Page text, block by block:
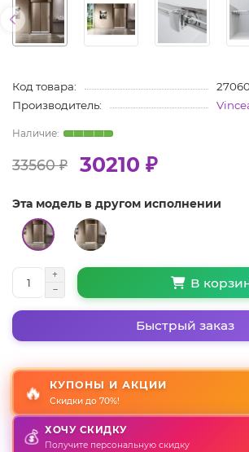
Код товара:
Производитель:
33560 ₽ 30210 ₽
Эта модель в другом исполнении
В
Быстрый заказ
🔥 КУПОНЫ И АКЦИИ
Скидки до 70%!
💰 ХОЧУ СКИДКУ
Получите персональную скидку